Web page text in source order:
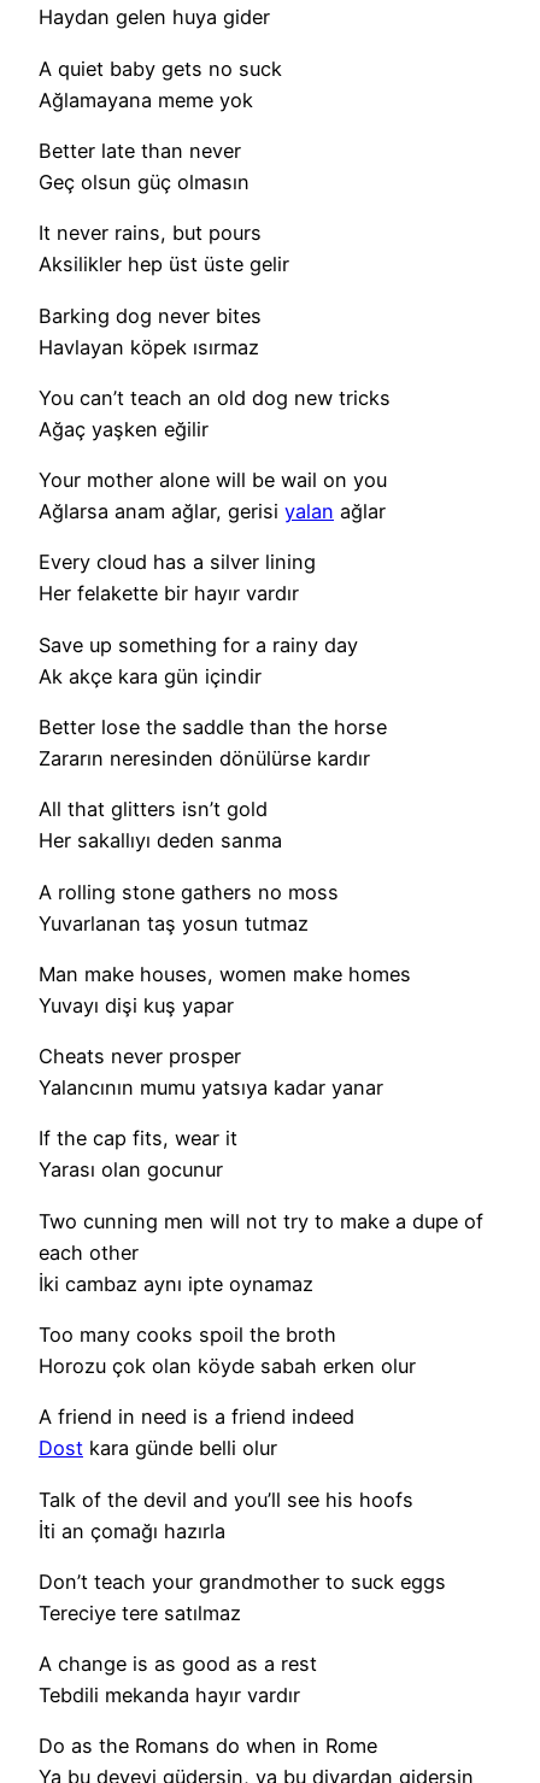
Haydan gelen huya gider
A quiet baby gets no suck
Ağlamayana meme yok
Better late than never
Geç olsun güç olmasın
It never rains, but pours
Aksilikler hep üst üste gelir
Barking dog never bites
Havlayan köpek ısırmaz
You can’t teach an old dog new tricks
Ağaç yaşken eğilir
Your mother alone will be wail on you
Ağlarsa anam ağlar, gerisi yalan ağlar
Every cloud has a silver lining
Her felakette bir hayır vardır
Save up something for a rainy day
Ak akçe kara gün içindir
Better lose the saddle than the horse
Zararın neresinden dönülürse kardır
All that glitters isn’t gold
Her sakallıyı deden sanma
A rolling stone gathers no moss
Yuvarlanan taş yosun tutmaz
Man make houses, women make homes
Yuvayı dişi kuş yapar
Cheats never prosper
Yalancının mumu yatsıya kadar yanar
If the cap fits, wear it
Yarası olan gocunur
Two cunning men will not try to make a dupe of
each other
İki cambaz aynı ipte oynamaz
Too many cooks spoil the broth
Horozu çok olan köyde sabah erken olur
A friend in need is a friend indeed
Dost kara günde belli olur
Talk of the devil and you’ll see his hoofs
İti an çomağı hazırla
Don’t teach your grandmother to suck eggs
Tereciye tere satılmaz
A change is as good as a rest
Tebdili mekanda hayır vardır
Do as the Romans do when in Rome
Ya bu deveyi güdersin, ya bu diyardan gidersin